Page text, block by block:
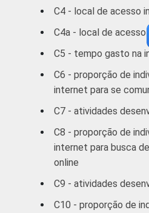
De
De 45
De 60
RENDA
FAMILIAR
Até
C4 - local de acesso
C4a - local de
C5 - tempo gasto na
C6 - proporção de
internet para se
C7 - atividades
C8 - proporção de
internet para busca
online
C9 - atividades
C10 - proporção de